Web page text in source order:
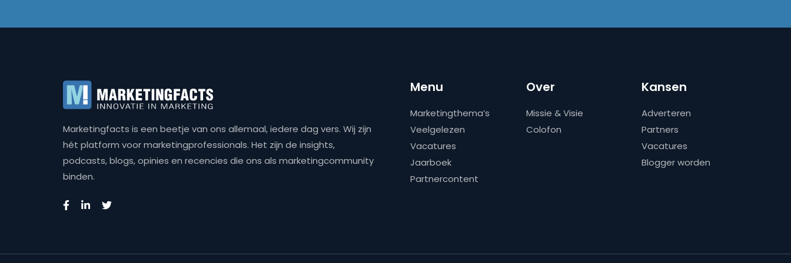
Marketingfacts is een beetje van ons allemaal, iedere dag vers. Wij zijn
hét platform voor marketingprofessionals. Het zijn de insights,
podcasts, blogs, opinies en recencies die ons als marketingcommunity
binden.
Menu
Marketingthema’s
Veelgelezen
Vacatures
Jaarboek
Partnercontent
Over
Missie & Visie
Colofon
Kansen
Adverteren
Partners
Vacatures
Blogger worden